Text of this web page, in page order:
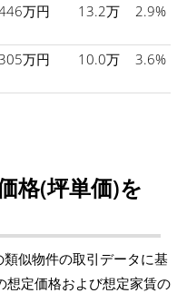
万円 13.2万 2.9%
万円 10.0万 3.6%
格(坪単価)を
似物件の取引データに基
想定価格および想定家賃の